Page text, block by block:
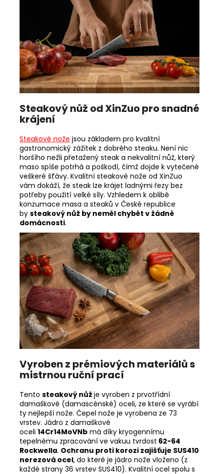
Steakový nůž od XinZuo pro snadné
krájení
Steakové nože jsou základem pro kvalitní
gastronomický zážitek z dobrého steaku. Není nic
horšího nežli přetažený steak a nekvalitní nůž, který
maso spíše potrhá a poškodí, čímž dojde k vytečené
veškeré šťávy. Kvalitní steakové nože od XinZuo
vám dokáží, že steak lze krájet ladnými řezy bez
potřeby použití velké síly. Vzhledem k oblibě
konzumace masa a steaků v České republice
by steakový nůž by neměl chybět v žádné
domácnosti.
Vyroben z prémiových materiálů s
mistrnou ruční prací
Tento steakový nůž je vyroben z prvotřídní
damaškové (damascénské) oceli, ze které se vyrábí
ty nejlepší nože. Čepel nože je vyrobena ze 73
vrstev. Jádro z damaškové
oceli 14Cr14MoVNb má díky kryogennímu
tepelnému zpracování ve vakuu tvrdost 62-64
Rockwella. Ochranu proti korozi zajišťuje SUS410
nerezová ocel, do které je jádro nože vloženo (z
každé strany 36 vrstev SUS410). Kvalitní ocel spolu s